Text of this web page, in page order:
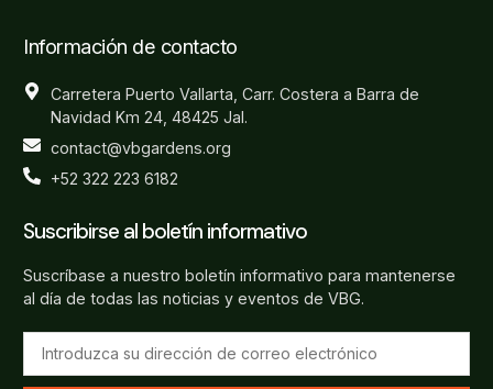
Información de contacto
Carretera Puerto Vallarta, Carr. Costera a Barra de
Navidad Km 24, 48425 Jal.
contact@vbgardens.org
+52 322 223 6182
Suscribirse al boletín informativo
Suscríbase a nuestro boletín informativo para mantenerse
al día de todas las noticias y eventos de VBG.